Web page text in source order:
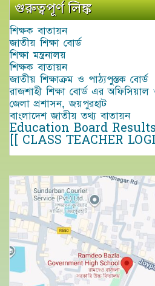
গুরুত্বপূর্ণ লিঙ্ক
শিক্ষক বাতায়ন
জাতীয় শিক্ষা বোর্ড
শিক্ষা মন্ত্রনালয়
শিক্ষক বাতায়ন
জাতীয় শিক্ষাক্রম ও পাঠ্যপুস্তক বোর্ড
রাজশাহী শিক্ষা বোর্ড এর অফিসিয়াল
জেলা প্রশাসন, জয়পুরহাট
বাংলাদেশ জাতীয় তথ্য বাতায়ন
Education Board Results
[[ CLASS TEACHER